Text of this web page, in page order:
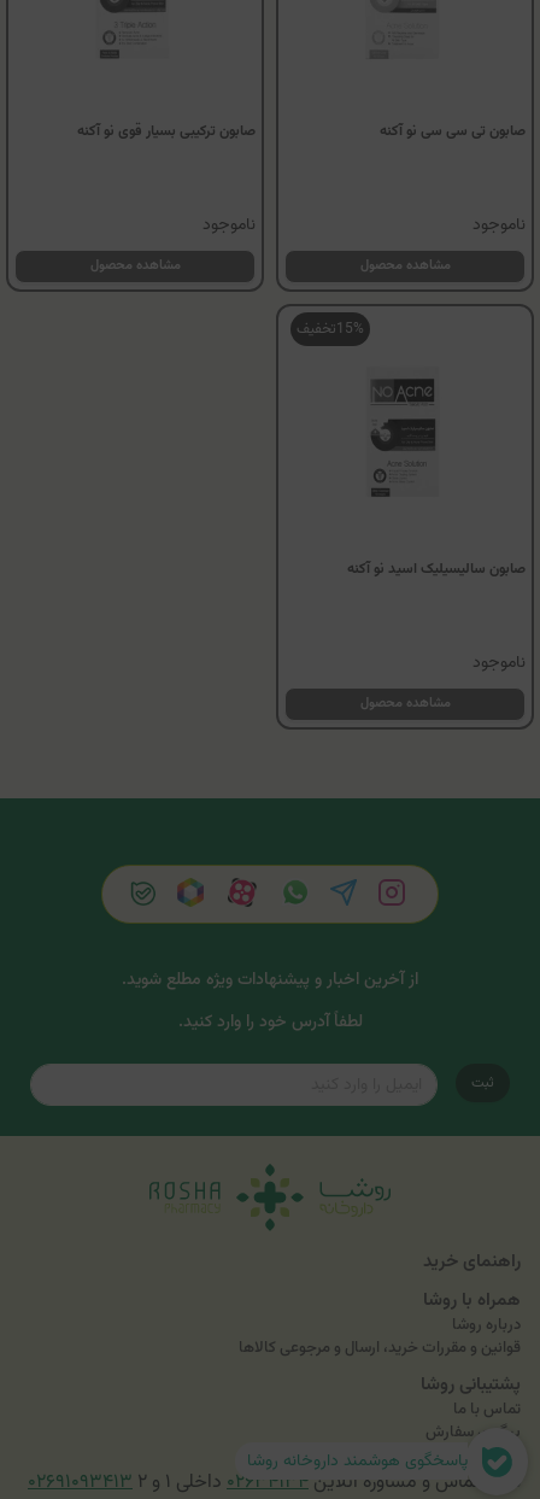
صابون تی سی سی نو آکنه
ناموجود
مشاهده محصول
صابون ترکیبی بسیار قوی نو آکنه
ناموجود
مشاهده محصول
15%تخفیف
صابون سالیسیلیک اسید نو آکنه
ناموجود
مشاهده محصول
از آخرین اخبار و پیشنهادات ویژه مطلع شوید.
لطفاً آدرس خود را وارد کنید.
ثبت
راهنمای خرید
همراه با روشا
درباره روشا
قوانین و مقررات خرید، ارسال و مرجوعی کالاها
پشتیبانی روشا
تماس با ما
پیگیری سفارش
تلفن تماس و مشاوره آنلاین ۰۲۶۳۴۱۳۴ داخلی ۱ و ۲ ۰۲۶۹۱۰۹۳۴۱۳
پاسخگوی هوشمند داروخانه روشا